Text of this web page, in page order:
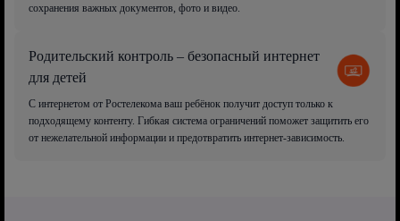
сохранения важных документов, фото и видео.
Родительский контроль – безопасный интернет
для детей
С интернетом от Ростелекома ваш ребёнок получит доступ только к
подходящему контенту. Гибкая система ограничений поможет защитить его
от нежелательной информации и предотвратить интернет-зависимость.